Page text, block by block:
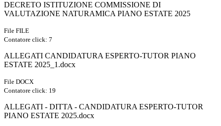
DECRETO ISTITUZIONE COMMISSIONE DI
VALUTAZIONE NATURAMICA PIANO ESTATE 2025
File FILE
Contatore click: 7
ALLEGATI CANDIDATURA ESPERTO-TUTOR PIANO
ESTATE 2025_1.docx
File DOCX
Contatore click: 19
ALLEGATI - DITTA - CANDIDATURA ESPERTO-TUTOR
PIANO ESTATE 2025.docx